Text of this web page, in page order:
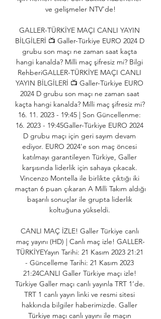
ve gelişmeler NTV'de!
GALLER-TÜRKİYE MAÇI CANLI YAYIN
BİLGİLERİ 📺 Galler-Türkiye EURO 2024 D
grubu son maçı ne zaman saat kaçta
hangi kanalda? Milli maç şifresiz mi? Bilgi
RehberiGALLER-TÜRKİYE MAÇI CANLI
YAYIN BİLGİLERİ 📺 Galler-Türkiye EURO
2024 D grubu son maçı ne zaman saat
kaçta hangi kanalda? Milli maç şifresiz mi?
16. 11. 2023 - 19:45 | Son Güncellenme:
16. 2023 - 19:45Galler-Türkiye EURO 2024
D grubu maçı için geri sayım devam
ediyor. EURO 2024'e son maç öncesi
katılmayı garantileyen Türkiye, Galler
karşısında liderlik için sahaya çıkacak.
Vincenzo Montella ile birlikte çıktığı iki
maçtan 6 puan çıkaran A Milli Takım aldığı
başarılı sonuçlar ile grupta liderlik
koltuğuna yükseldi.
CANLI MAÇ İZLE! Galler Türkiye canlı
maç yayını (HD) | Canlı maç izle! GALLER-
TÜRKİYEYayın Tarihi: 21 Kasım 2023 21:21
- Güncelleme Tarihi: 21 Kasım 2023
21:24CANLI Galler Türkiye maçı izle!
Türkiye Galler maçı canlı yayınla TRT 1’de.
TRT 1 canlı yayın linki ve resmi sitesi
hakkında bilgiler haberimizde. Galler
Türkiye maçı canlı yayını ile maçın